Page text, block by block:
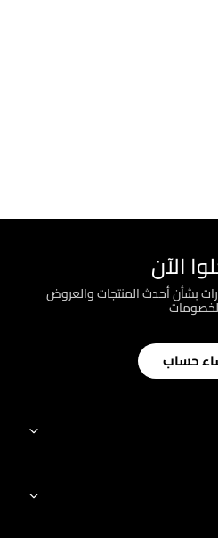
الآن
بشأن أحدث المنتجات والعروض
حساب